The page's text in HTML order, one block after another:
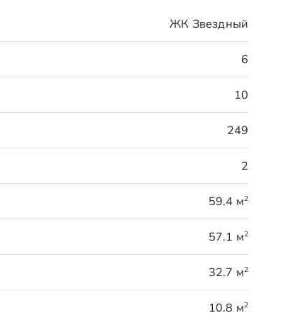
ЖК Звездный
6
10
249
2
59.4 м2
57.1 м2
32.7 м2
10.8 м2